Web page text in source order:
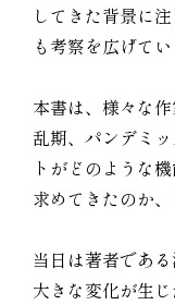
してきた背景に
も考察を広げてい
本書は、様々な
乱期、パンデミ
トがどのような
求めてきたのか
当日は著者であ
大きな変化が生